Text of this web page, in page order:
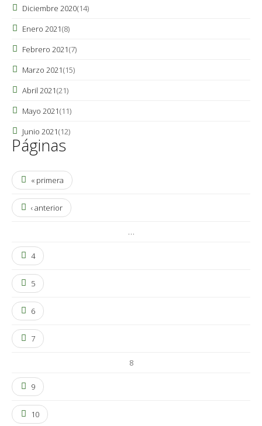
Diciembre 2020(14)
Enero 2021(8)
Febrero 2021(7)
Marzo 2021(15)
Abril 2021(21)
Mayo 2021(11)
Junio 2021(12)
Páginas
« primera
‹ anterior
…
4
5
6
7
8
9
10